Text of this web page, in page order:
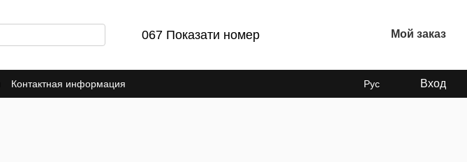
067 Показати номер Мой заказ
Контактная информация Рус Вход